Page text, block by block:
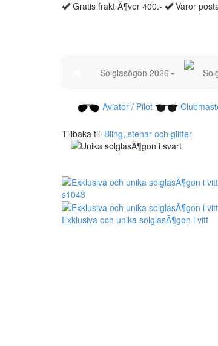
Gratis frakt Ã¶ver 400.- Varor
Solglasögon 2026
Aviator / Pilot
Tillbaka till Bling, stenar och glitter
Exklusiva och unika solglasÃ¶gon i vitt